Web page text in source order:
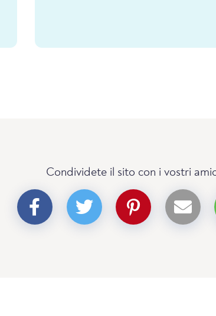
Condividete il sito con i vostri